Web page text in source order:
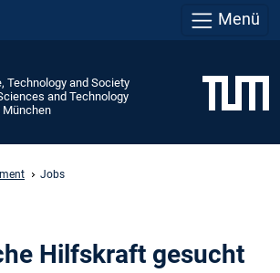
Menü
Technology and Society
and Technology
München
Jobs
Hilfskraft gesucht